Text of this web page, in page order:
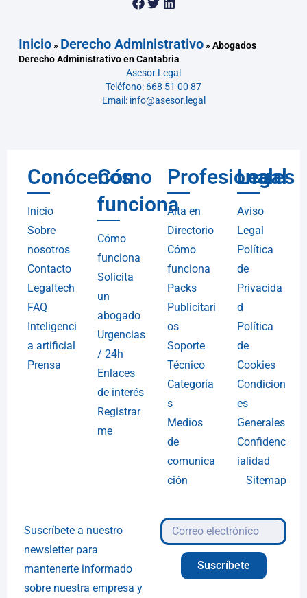
Inicio» Derecho Administrativo»Abogados
Derecho Administrativo en Cantabria
Asesor.Legal
Teléfono: 668 51 00 87
Email: info@asesor.legal
Conócenos
Inicio
Sobre
nosotros
Contacto
Legaltech
FAQ
Inteligenci
a artificial
Prensa
Cómo
funciona
Cómo
funciona
Solicita
un
abogado
Urgencias
/ 24h
Enlaces
de interés
Registrar
me
Profesionales
Alta en
Directorio
Cómo
funciona
Packs
Publicitari
os
Soporte
Técnico
Categoría
s
Medios
de
comunica
ción
Legal
Aviso
Legal
Política
de
Privacida
d
Política
de
Cookies
Condicion
es
Generales
Confidenc
ialidad
Sitemap
Suscríbete a nuestro
newsletter para
mantenerte informado
sobre nuestra empresa y
Suscríbete